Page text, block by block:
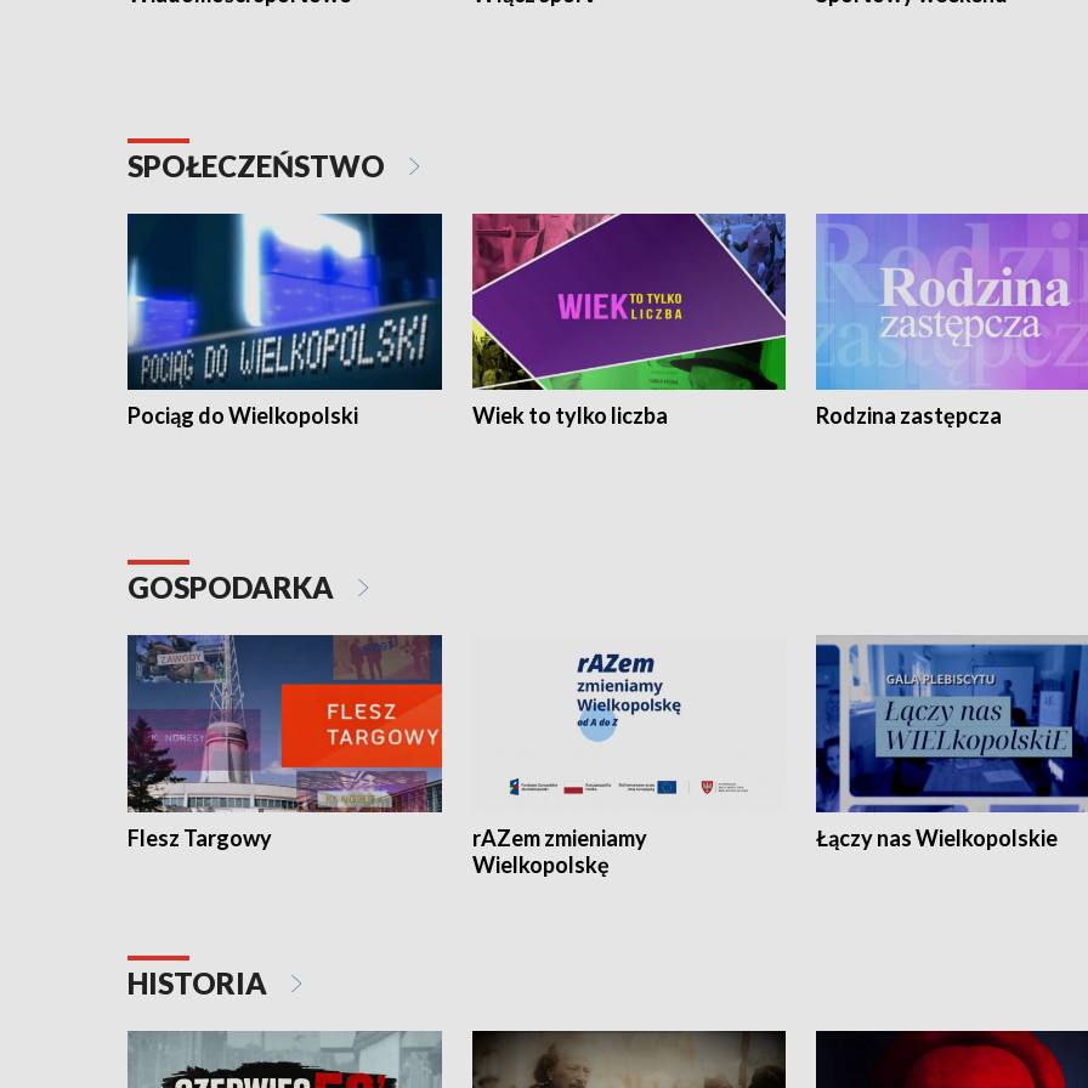
SPOŁECZEŃSTWO
Pociąg do Wielkopolski Wiek to tylko liczba Rodzina zastępcza
GOSPODARKA
Flesz Targowy
rAZem zmieniamy
Wielkopolskę
Łączy nas Wielkopolskie
HISTORIA